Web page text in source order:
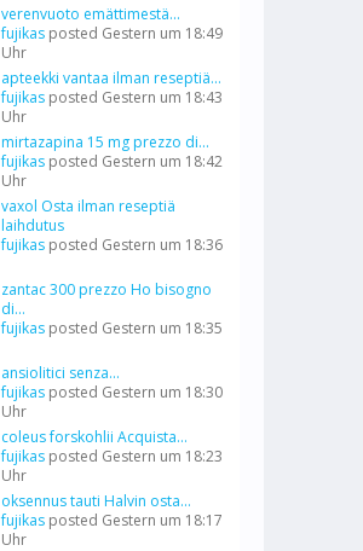
verenvuoto emättimestä...
fujikas posted Gestern um 18:49
Uhr
apteekki vantaa ilman reseptiä...
fujikas posted Gestern um 18:43
Uhr
mirtazapina 15 mg prezzo di...
fujikas posted Gestern um 18:42
Uhr
vaxol Osta ilman reseptiä
laihdutus
fujikas posted Gestern um 18:36
zantac 300 prezzo Ho bisogno
di...
fujikas posted Gestern um 18:35
ansiolitici senza...
fujikas posted Gestern um 18:30
Uhr
coleus forskohlii Acquista...
fujikas posted Gestern um 18:23
Uhr
oksennus tauti Halvin osta...
fujikas posted Gestern um 18:17
Uhr